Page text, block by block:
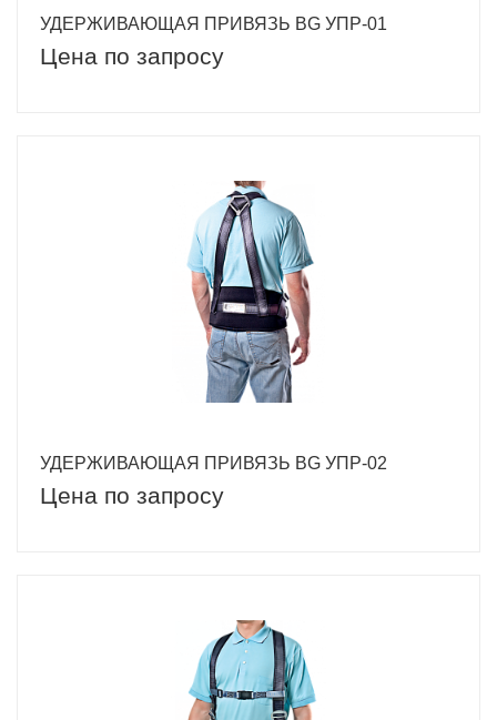
УДЕРЖИВАЮЩАЯ ПРИВЯЗЬ BG УПР-01
Цена по запросу
УДЕРЖИВАЮЩАЯ ПРИВЯЗЬ BG УПР-02
Цена по запросу